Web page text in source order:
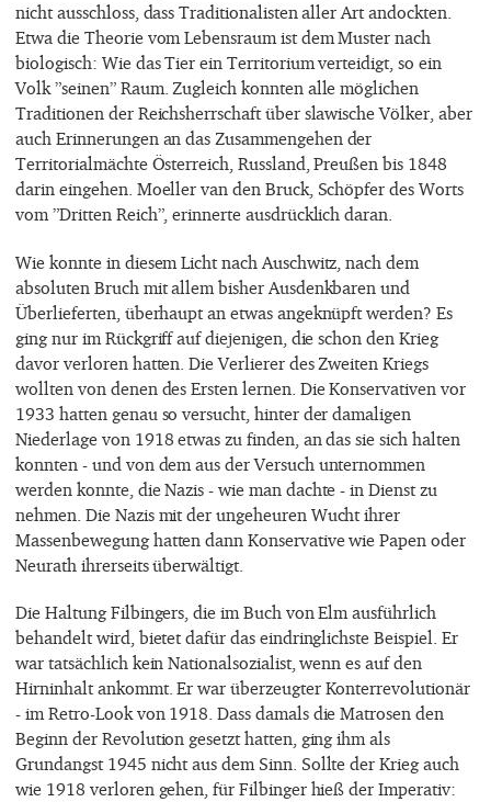
nicht ausschloss, dass Traditionalisten aller Art andockten.
Etwa die Theorie vom Lebensraum ist dem Muster nach
biologisch: Wie das Tier ein Territorium verteidigt, so ein
Volk ”seinen” Raum. Zugleich konnten alle möglichen
Traditionen der Reichsherrschaft über slawische Völker, aber
auch Erinnerungen an das Zusammengehen der
Territorialmächte Österreich, Russland, Preußen bis 1848
darin eingehen. Moeller van den Bruck, Schöpfer des Worts
vom ”Dritten Reich”, erinnerte ausdrücklich daran.
Wie konnte in diesem Licht nach Auschwitz, nach dem
absoluten Bruch mit allem bisher Ausdenkbaren und
Überlieferten, überhaupt an etwas angeknüpft werden? Es
ging nur im Rückgriff auf diejenigen, die schon den Krieg
davor verloren hatten. Die Verlierer des Zweiten Kriegs
wollten von denen des Ersten lernen. Die Konservativen vor
1933 hatten genau so versucht, hinter der damaligen
Niederlage von 1918 etwas zu finden, an das sie sich halten
konnten - und von dem aus der Versuch unternommen
werden konnte, die Nazis - wie man dachte - in Dienst zu
nehmen. Die Nazis mit der ungeheuren Wucht ihrer
Massenbewegung hatten dann Konservative wie Papen oder
Neurath ihrerseits überwältigt.
Die Haltung Filbingers, die im Buch von Elm ausführlich
behandelt wird, bietet dafür das eindringlichste Beispiel. Er
war tatsächlich kein Nationalsozialist, wenn es auf den
Hirninhalt ankommt. Er war überzeugter Konterrevolutionär
- im Retro-Look von 1918. Dass damals die Matrosen den
Beginn der Revolution gesetzt hatten, ging ihm als
Grundangst 1945 nicht aus dem Sinn. Sollte der Krieg auch
wie 1918 verloren gehen, für Filbinger hieß der Imperativ: